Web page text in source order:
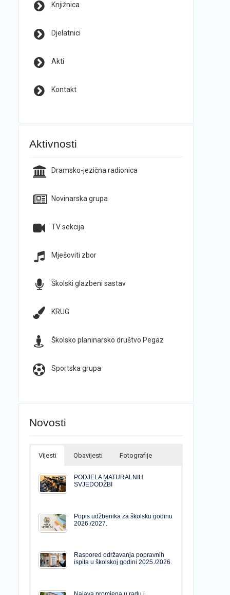
Knjižnica
Djelatnici
Akti
Kontakt
Aktivnosti
Dramsko-jezična radionica
Novinarska grupa
TV sekcija
Mješoviti zbor
Školski glazbeni sastav
KRUG
Školsko planinarsko društvo Pegaz
Sportska grupa
Novosti
Vijesti Obavijesti Fotografije
PODJELA MATURALNIH
SVJEDODŽBI
Popis udžbenika za školsku godinu
2026./2027.
Raspored održavanja popravnih
ispita u školskoj godini 2025./2026.
Najava promjena u radu i